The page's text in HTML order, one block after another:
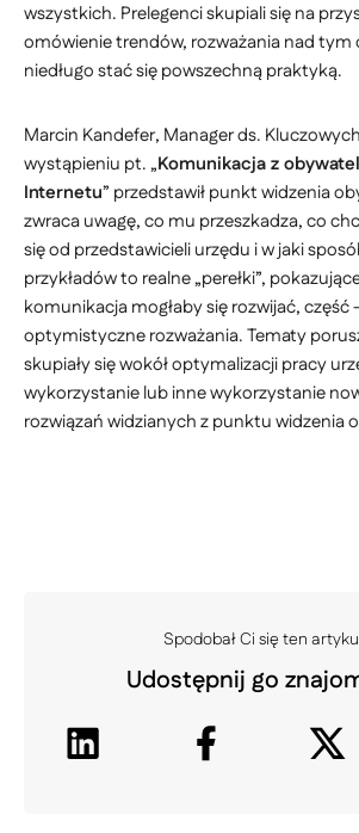
wszystkich. Prelegenci skupiali się na
omówienie trendów, rozważania nad tym
niedługo stać się powszechną praktyką.
Marcin Kandefer, Manager ds.
wystąpieniu pt. „Komunikacja z
Internetu” przedstawił punkt widzenia
zwraca uwagę, co mu przeszkadza, co
się od przedstawicieli urzędu i w jaki
przykładów to realne „perełki”,
komunikacja mogłaby się rozwijać, część
optymistyczne rozważania. Tematy
skupiały się wokół optymalizacji pracy
wykorzystanie lub inne wykorzystanie
rozwiązań widzianych z punktu widzenia
Spodobał Ci się ten
Udostępnij go